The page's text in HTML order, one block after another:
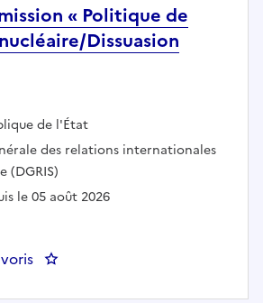
« Politique de
Dissuasion
:de l'État
des relations internationales
(DGRIS)
le 05 août 2026
: Chargé de mission « Politique